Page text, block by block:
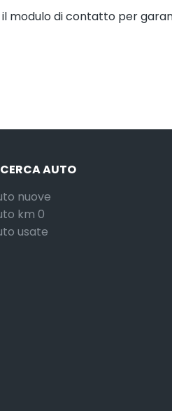
modulo di contatto per
AUTO
nuove
km 0
usate